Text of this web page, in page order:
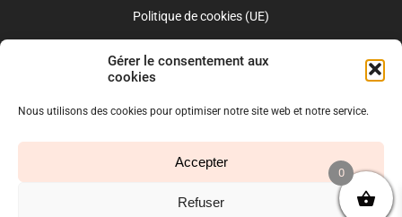
Gérer le consentement aux
cookies
Nous utilisons des cookies pour optimiser notre site web et notre service.
Accepter
Refuser
Politique de cookies (UE)
Réalisé par l’agence web :
0